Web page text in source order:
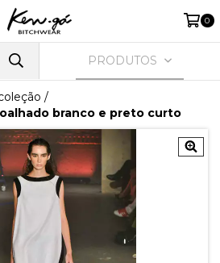
0
PRODUTOS
/
branco e preto curto